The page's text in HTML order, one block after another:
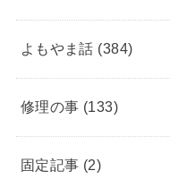
よもやま話 (384)
修理の事 (133)
固定記事 (2)